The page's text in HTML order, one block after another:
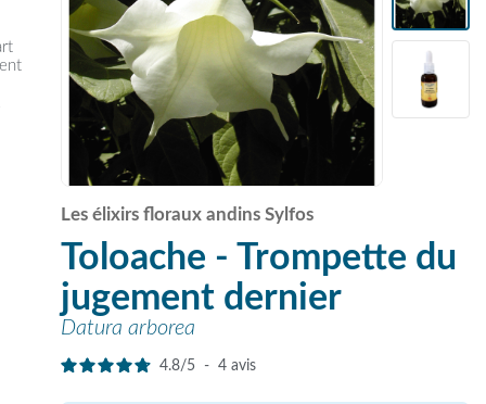
Les élixirs floraux andins Sylfos
Toloache - Trompette du
jugement dernier
Datura arborea
4.8/5 - 4avis